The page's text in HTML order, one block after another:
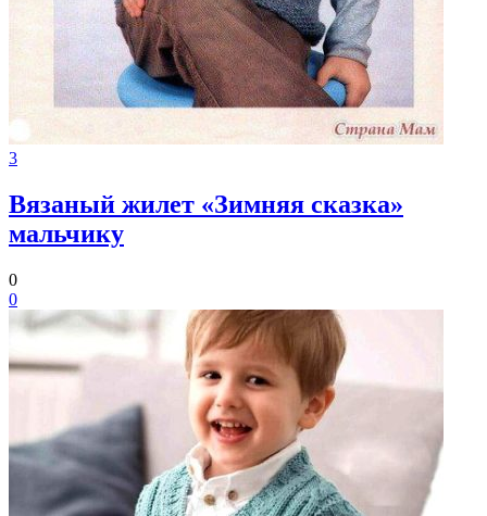
3
Вязаный жилет «Зимняя сказка»
мальчику
0
0